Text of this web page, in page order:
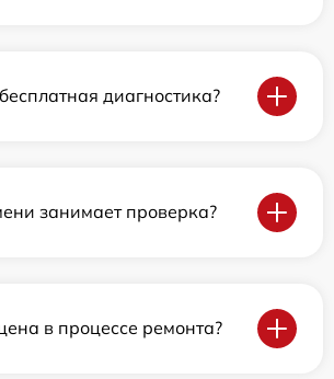
диагностика?
занимает проверка?
в процессе ремонта?